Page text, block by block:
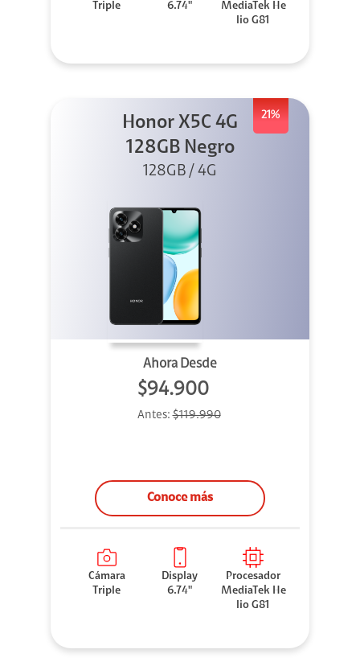
Triple
6.74"
MediaTek He
lio G81
21%
Honor X5C 4G
128GB Negro
128GB / 4G
Ahora Desde
$94.900
Antes:$119.990
Conoce más
Cámara
Triple
Display
6.74"
Procesador
MediaTek He
lio G81